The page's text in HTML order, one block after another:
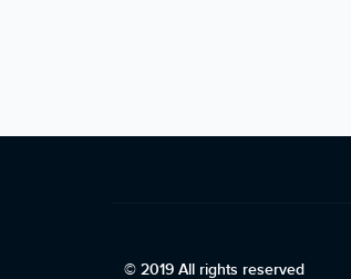
© 2019 All rights reserved